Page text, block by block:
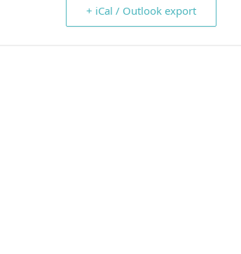
+ iCal / Outlook export